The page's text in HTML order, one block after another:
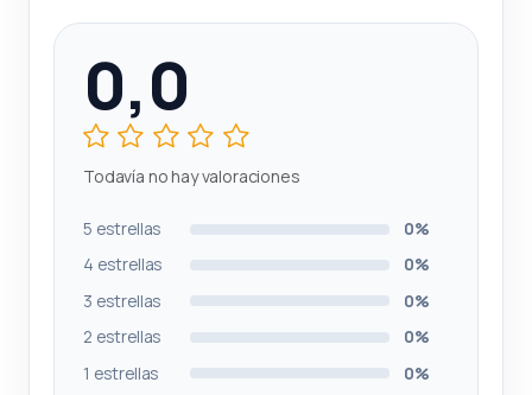
0,0
Todavía no hay valoraciones
5 estrellas
0%
4 estrellas
0%
3 estrellas
0%
2 estrellas
0%
1 estrellas
0%